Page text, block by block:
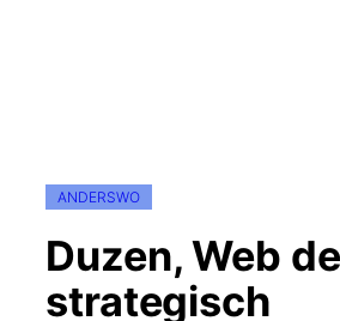
ANDERSWO
Duzen, Web
strategisch